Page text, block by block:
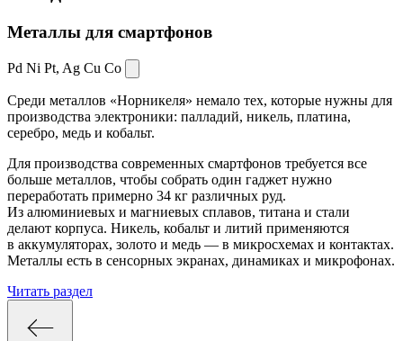
Металлы для смартфонов
Pd Ni Pt, Ag Cu Co
Среди металлов «Норникеля» немало тех, которые нужны для
производства электроники: палладий, никель, платина,
серебро, медь и кобальт.
Для производства современных смартфонов требуется все
больше металлов, чтобы собрать один гаджет нужно
переработать примерно 34 кг различных руд.
Из алюминиевых и магниевых сплавов, титана и стали
делают корпуса. Никель, кобальт и литий применяются
в аккумуляторах, золото и медь — в микросхемах и контактах.
Металлы есть в сенсорных экранах, динамиках и микрофонах.
Читать раздел